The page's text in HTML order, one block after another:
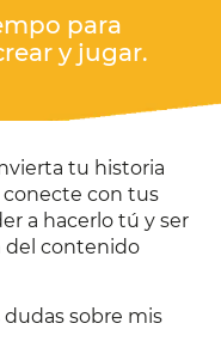
para
y jugar.
tu historia
con tus
a hacerlo tú y ser
del contenido
sobre mis